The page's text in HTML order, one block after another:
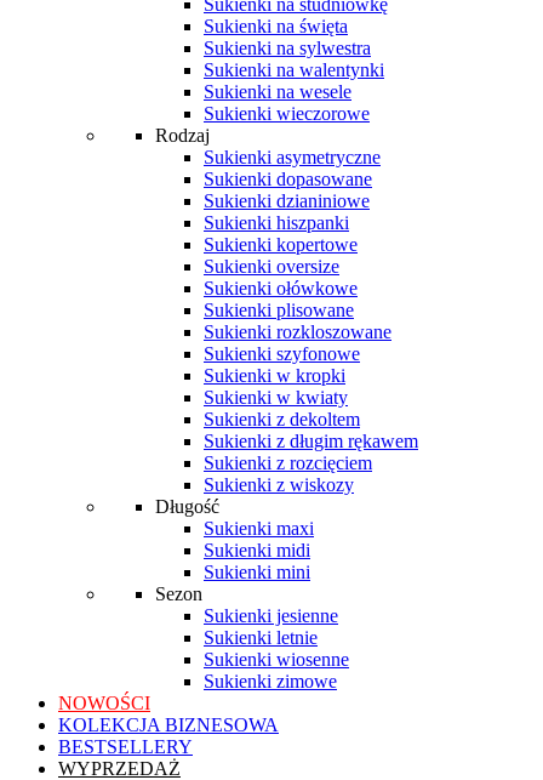
Sukienki na studniówkę
Sukienki na święta
Sukienki na sylwestra
Sukienki na walentynki
Sukienki na wesele
Sukienki wieczorowe
Rodzaj
Sukienki asymetryczne
Sukienki dopasowane
Sukienki dzianiniowe
Sukienki hiszpanki
Sukienki kopertowe
Sukienki oversize
Sukienki ołówkowe
Sukienki plisowane
Sukienki rozkloszowane
Sukienki szyfonowe
Sukienki w kropki
Sukienki w kwiaty
Sukienki z dekoltem
Sukienki z długim rękawem
Sukienki z rozcięciem
Sukienki z wiskozy
Długość
Sukienki maxi
Sukienki midi
Sukienki mini
Sezon
Sukienki jesienne
Sukienki letnie
Sukienki wiosenne
Sukienki zimowe
NOWOŚCI
KOLEKCJA BIZNESOWA
BESTSELLERY
WYPRZEDAŻ